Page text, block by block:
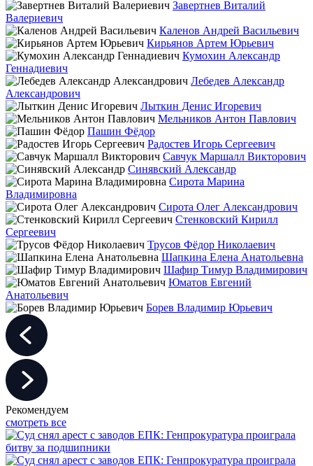
Завертнев Виталий
Валериевич
Каленов Андрей Васильевич
Кирьянов Артем Юрьевич
Кумохин Александр
Геннадиевич
Лебедев Александр
Александрович
Лыткин Денис Игоревич
Мельников Антон Павлович
Пашин Фёдор
Радостев Игорь Сергеевич
Савчук Маршалл Викторович
Синявский Александр
Сирота Марина
Владимировна
Сирота Олег Александрович
Стенковский Кирилл
Сергеевич
Трусов Фёдор Николаевич
Шапкина Елена Анатольевна
Шафир Тимур Владимирович
Юматов Евгений
Анатольевич
Борев Владимир Юрьевич
Рекомендуем
смотреть все